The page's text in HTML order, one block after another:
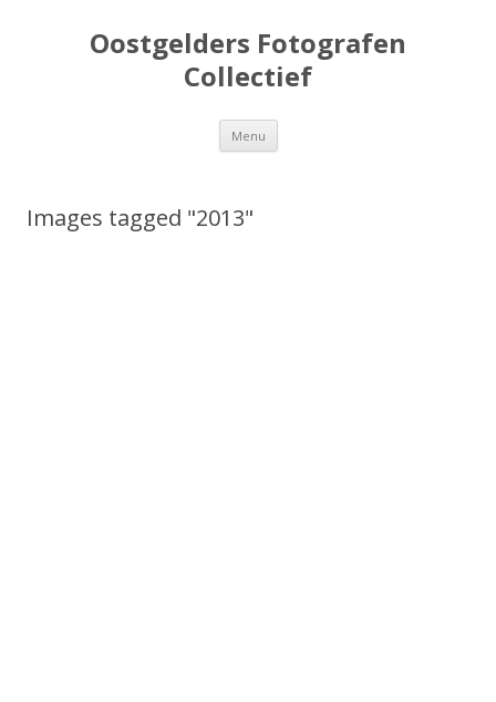
Oostgelders Fotografen
Collectief
Menu Spring
inhoud
Images tagged "2013"